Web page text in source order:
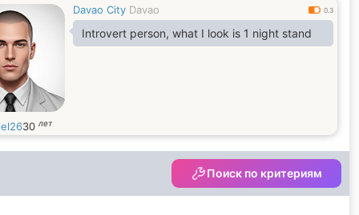
Davao City Davao 0.3
Introvert person, what I look is 1 night stand
30 лет
Поиск по критериям